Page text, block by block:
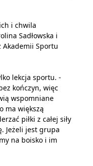
i chwila
Sadłowska i
Akademii Sportu
lekcja sportu. -
kończyn, więc
wspomniane
ma większą
piłki z całej siły
Jeżeli jest grupa
na boisko i im